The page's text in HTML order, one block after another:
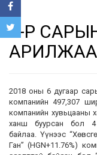
6-Р
2018 оны 6 дугаар
компанийн 497,307
компанийн хувьцааны
ханш буурсан бол 4
байлаа. Үүнээс
Ган” (HGN+11.76%)